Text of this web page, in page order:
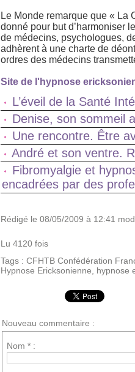
Le Monde remarque que « La
donné pour but d’harmoniser
de médecins, psychologues,
adhèrent à une charte de
ordres des médecins
Site de l'hypnose
L’éveil de la Santé
Denise, son sommeil
Une rencontre. Être
André et son ventre.
Fibromyalgie et
encadrées par des
Rédigé le 08/05/2009 à 12:41
Lu 4120 fois
Tags : CFHTB Confédération
Hypnose Ericksonienne
hypnose
Nouveau commentaire :
Nom * :